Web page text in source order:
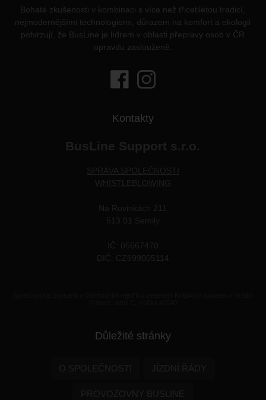
Bohaté zkušenosti v kombinaci s více než třicetiletou tradicí,
nejmodernějšími technologiemi, důrazem na komfort a ekologii
potvrzují, že BusLine je lídrem v oblasti přepravy osob v ČR
opravdu zaslouženě.
Kontakty
Důležité stránky
O SPOLEČNOSTI JÍZDNÍ ŘÁDY
PROVOZOVNY BUSLINE